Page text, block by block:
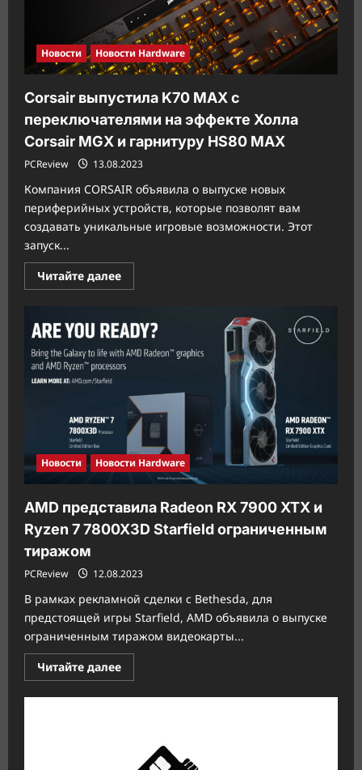
ES
Surface
Новости Новости Hardware
Corsair выпустила K70 MAX с
переключателями на эффекте Холла
Corsair MGX и гарнитуру HS80 MAX
PCReview 13.08.2023
Компания CORSAIR объявила о выпуске новых
периферийных устройств, которые позволят вам
создавать уникальные игровые возможности. Этот
запуск...
Читайте далееПрочитать
больше
выпустила
K70
MAX
с
переключателями
Холла
Corsair
MGX
и
гарнитуру
HS80
MAX
Новости Новости Hardware
AMD представила Radeon RX 7900 XTX и
Ryzen 7 7800X3D Starfield ограниченным
тиражом
PCReview 12.08.2023
В рамках рекламной сделки с Bethesda, для
предстоящей игры Starfield, AMD объявила о выпуске
ограниченным тиражом видеокарты...
Читайте далееПрочитать
больше
AMD